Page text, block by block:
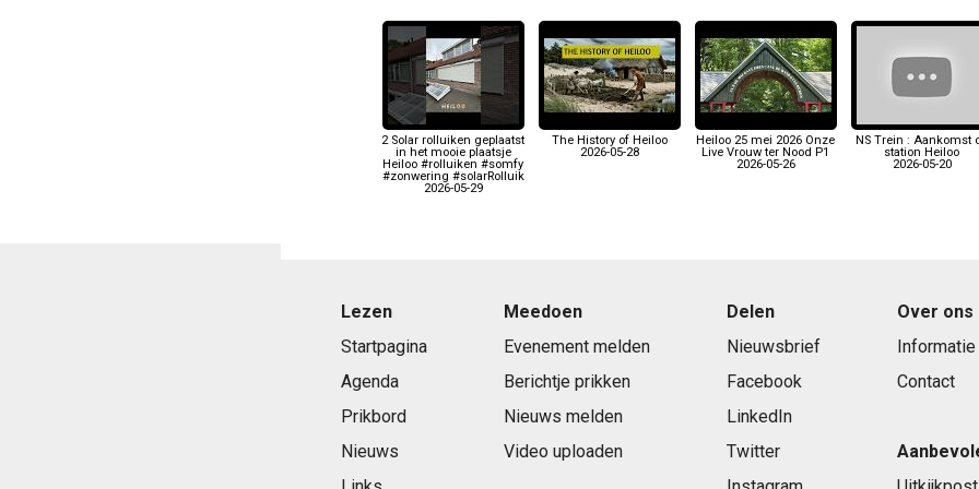
2 Solar rolluiken geplaatst
in het mooie plaatsje
Heiloo #rolluiken #somfy
#zonwering #solarRolluik
2026-05-29
The History of Heiloo
2026-05-28
Heiloo 25 mei 2026 Onze
Live Vrouw ter Nood P1
2026-05-26
NS Trein : Aankomst
station Heiloo
2026-05-20
Lezen
Startpagina
Agenda
Prikbord
Nieuws
Meedoen
Evenement melden
Berichtje prikken
Nieuws melden
Video uploaden
Delen
Nieuwsbrief
Facebook
LinkedIn
Twitter
Over ons
Informatie
Contact